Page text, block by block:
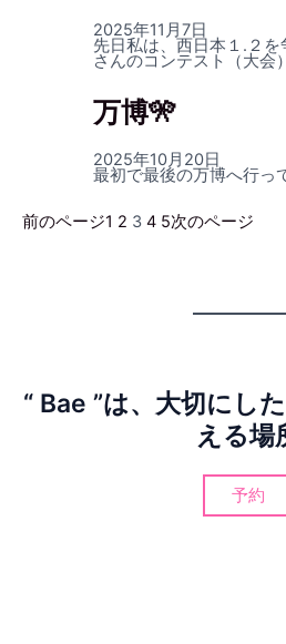
2025年11月7日
先日私は、西日本１.２
さんのコンテスト（大会
万博🎌
2025年10月20日
前のページ1 2 3 4 5次のページ
“ Bae ”は、大切にし
える場
予約